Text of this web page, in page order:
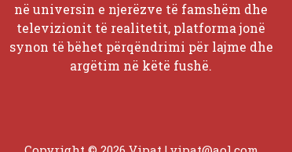
në universin e njerëzve të famshëm dhe
televizionit të realitetit, platforma jonë
synon të bëhet përqëndrimi për lajme dhe
argëtim në këtë fushë.